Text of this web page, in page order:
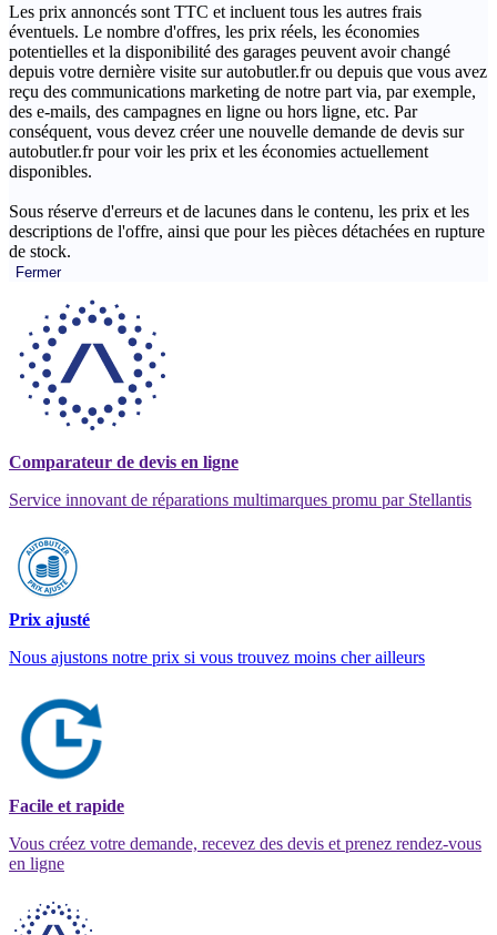
Les prix annoncés sont TTC et incluent tous les autres frais
éventuels. Le nombre d'offres, les prix réels, les économies
potentielles et la disponibilité des garages peuvent avoir changé
depuis votre dernière visite sur autobutler.fr ou depuis que vous avez
reçu des communications marketing de notre part via, par exemple,
des e-mails, des campagnes en ligne ou hors ligne, etc. Par
conséquent, vous devez créer une nouvelle demande de devis sur
autobutler.fr pour voir les prix et les économies actuellement
disponibles.
Sous réserve d'erreurs et de lacunes dans le contenu, les prix et les
descriptions de l'offre, ainsi que pour les pièces détachées en rupture
de stock.
Fermer
Comparateur de devis en ligne
Service innovant de réparations multimarques promu par Stellantis
Prix ajusté
Nous ajustons notre prix si vous trouvez moins cher ailleurs
Facile et rapide
Vous créez votre demande, recevez des devis et prenez rendez-vous
en ligne